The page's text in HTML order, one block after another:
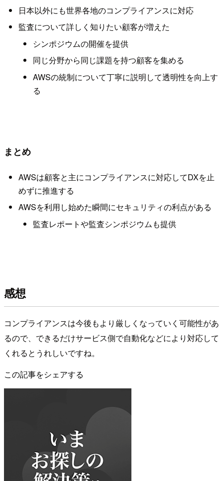
日本以外にも世界各地のコンプライアンスに対応
監査について詳しく知りたい顧客が増えた
シンポジウムの開催を提供
同じ分野から同じ課題を持つ顧客を集める
AWSの統制について丁寧に説明して透明性を向上す
る
まとめ
AWSは顧客と主にコンプライアンスに対応してDXを止
めずに推進する
AWSを利用し始めた瞬間にセキュリティの利点がある
監査レポートや監査シンポジウムも提供
感想
コンプライアンスは今後もより厳しくなっていく可能性があ
るので、できるだけサービス側で自動化などにより対応して
くれるとうれしいですね。
この記事をシェアする